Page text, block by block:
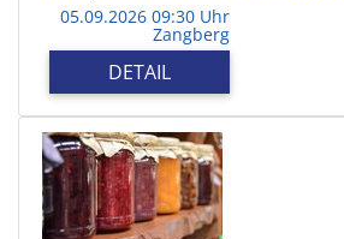
05.09.2026 09:30 Uhr
Zangberg
DETAIL